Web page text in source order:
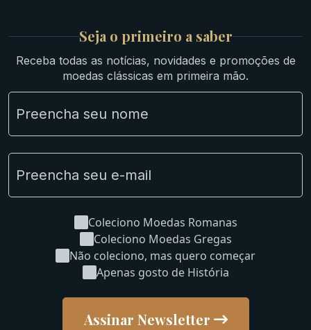
Ibéricas
Lotes Grandes
Material Numismático
NGC e NNC Encapsuladas
Novidades
Seja o primeiro a saber
Receba todas as notícias, novidades e promoções de
moedas clássicas em primeira mão.
Coleciono Moedas Romanas
Coleciono Moedas Gregas
Não coleciono, mas quero começar
Apenas gosto de História
Assinar Newsletter